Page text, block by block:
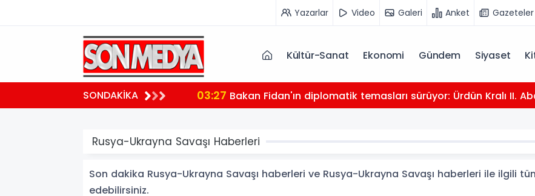
Yazarlar Video Galeri Anket Gazeteler
Kültür-Sanat Ekonomi Gündem Siyaset
SONDAKİKA 03:27 Bakan Fidan'ın diplomatik temasları sürüyor: Ürdün Kralı II.
Rusya-Ukrayna Savaşı Haberleri
Son dakika Rusya-Ukrayna Savaşı haberleri ve Rusya-Ukrayna Savaşı haberleri ile ilgili
edebilirsiniz.